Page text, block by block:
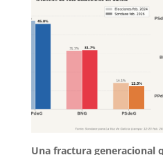
Una fractura generacional